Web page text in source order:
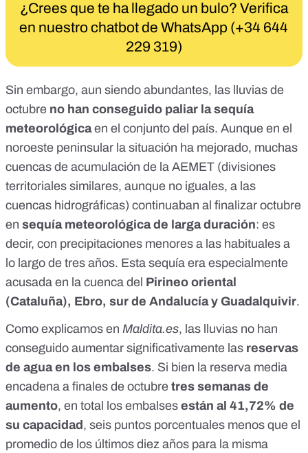
¿Crees que te ha llegado un bulo? Verifica
en nuestro chatbot de WhatsApp (+34 644
229 319)
Sin embargo, aun siendo abundantes, las lluvias de
octubre no han conseguido paliar lasequía
meteorológica en el conjunto del país. Aunque en el
noroeste peninsular la situación ha mejorado, muchas
cuencas de acumulación de la AEMET (divisiones
territoriales similares, aunque no iguales, a las
cuencas hidrográficas) continuaban al finalizar octubre
en sequía meteorológica de larga duración: es
decir, con precipitaciones menores a las habituales a
lo largo de tres años. Esta sequía era especialmente
acusada en la cuenca del Pirineo oriental
(Cataluña), Ebro, sur de Andalucía y Guadalquivir.
Como explicamos en Maldita.es, las lluvias no han
conseguido aumentar significativamente las reservas
de agua en los embalses. Si bien la reserva media
encadena a finales de octubre tres semanas de
aumento, en total los embalses están al 41,72% de
su capacidad , seis puntos porcentuales menos que el
promedio de los últimos diez años para la misma